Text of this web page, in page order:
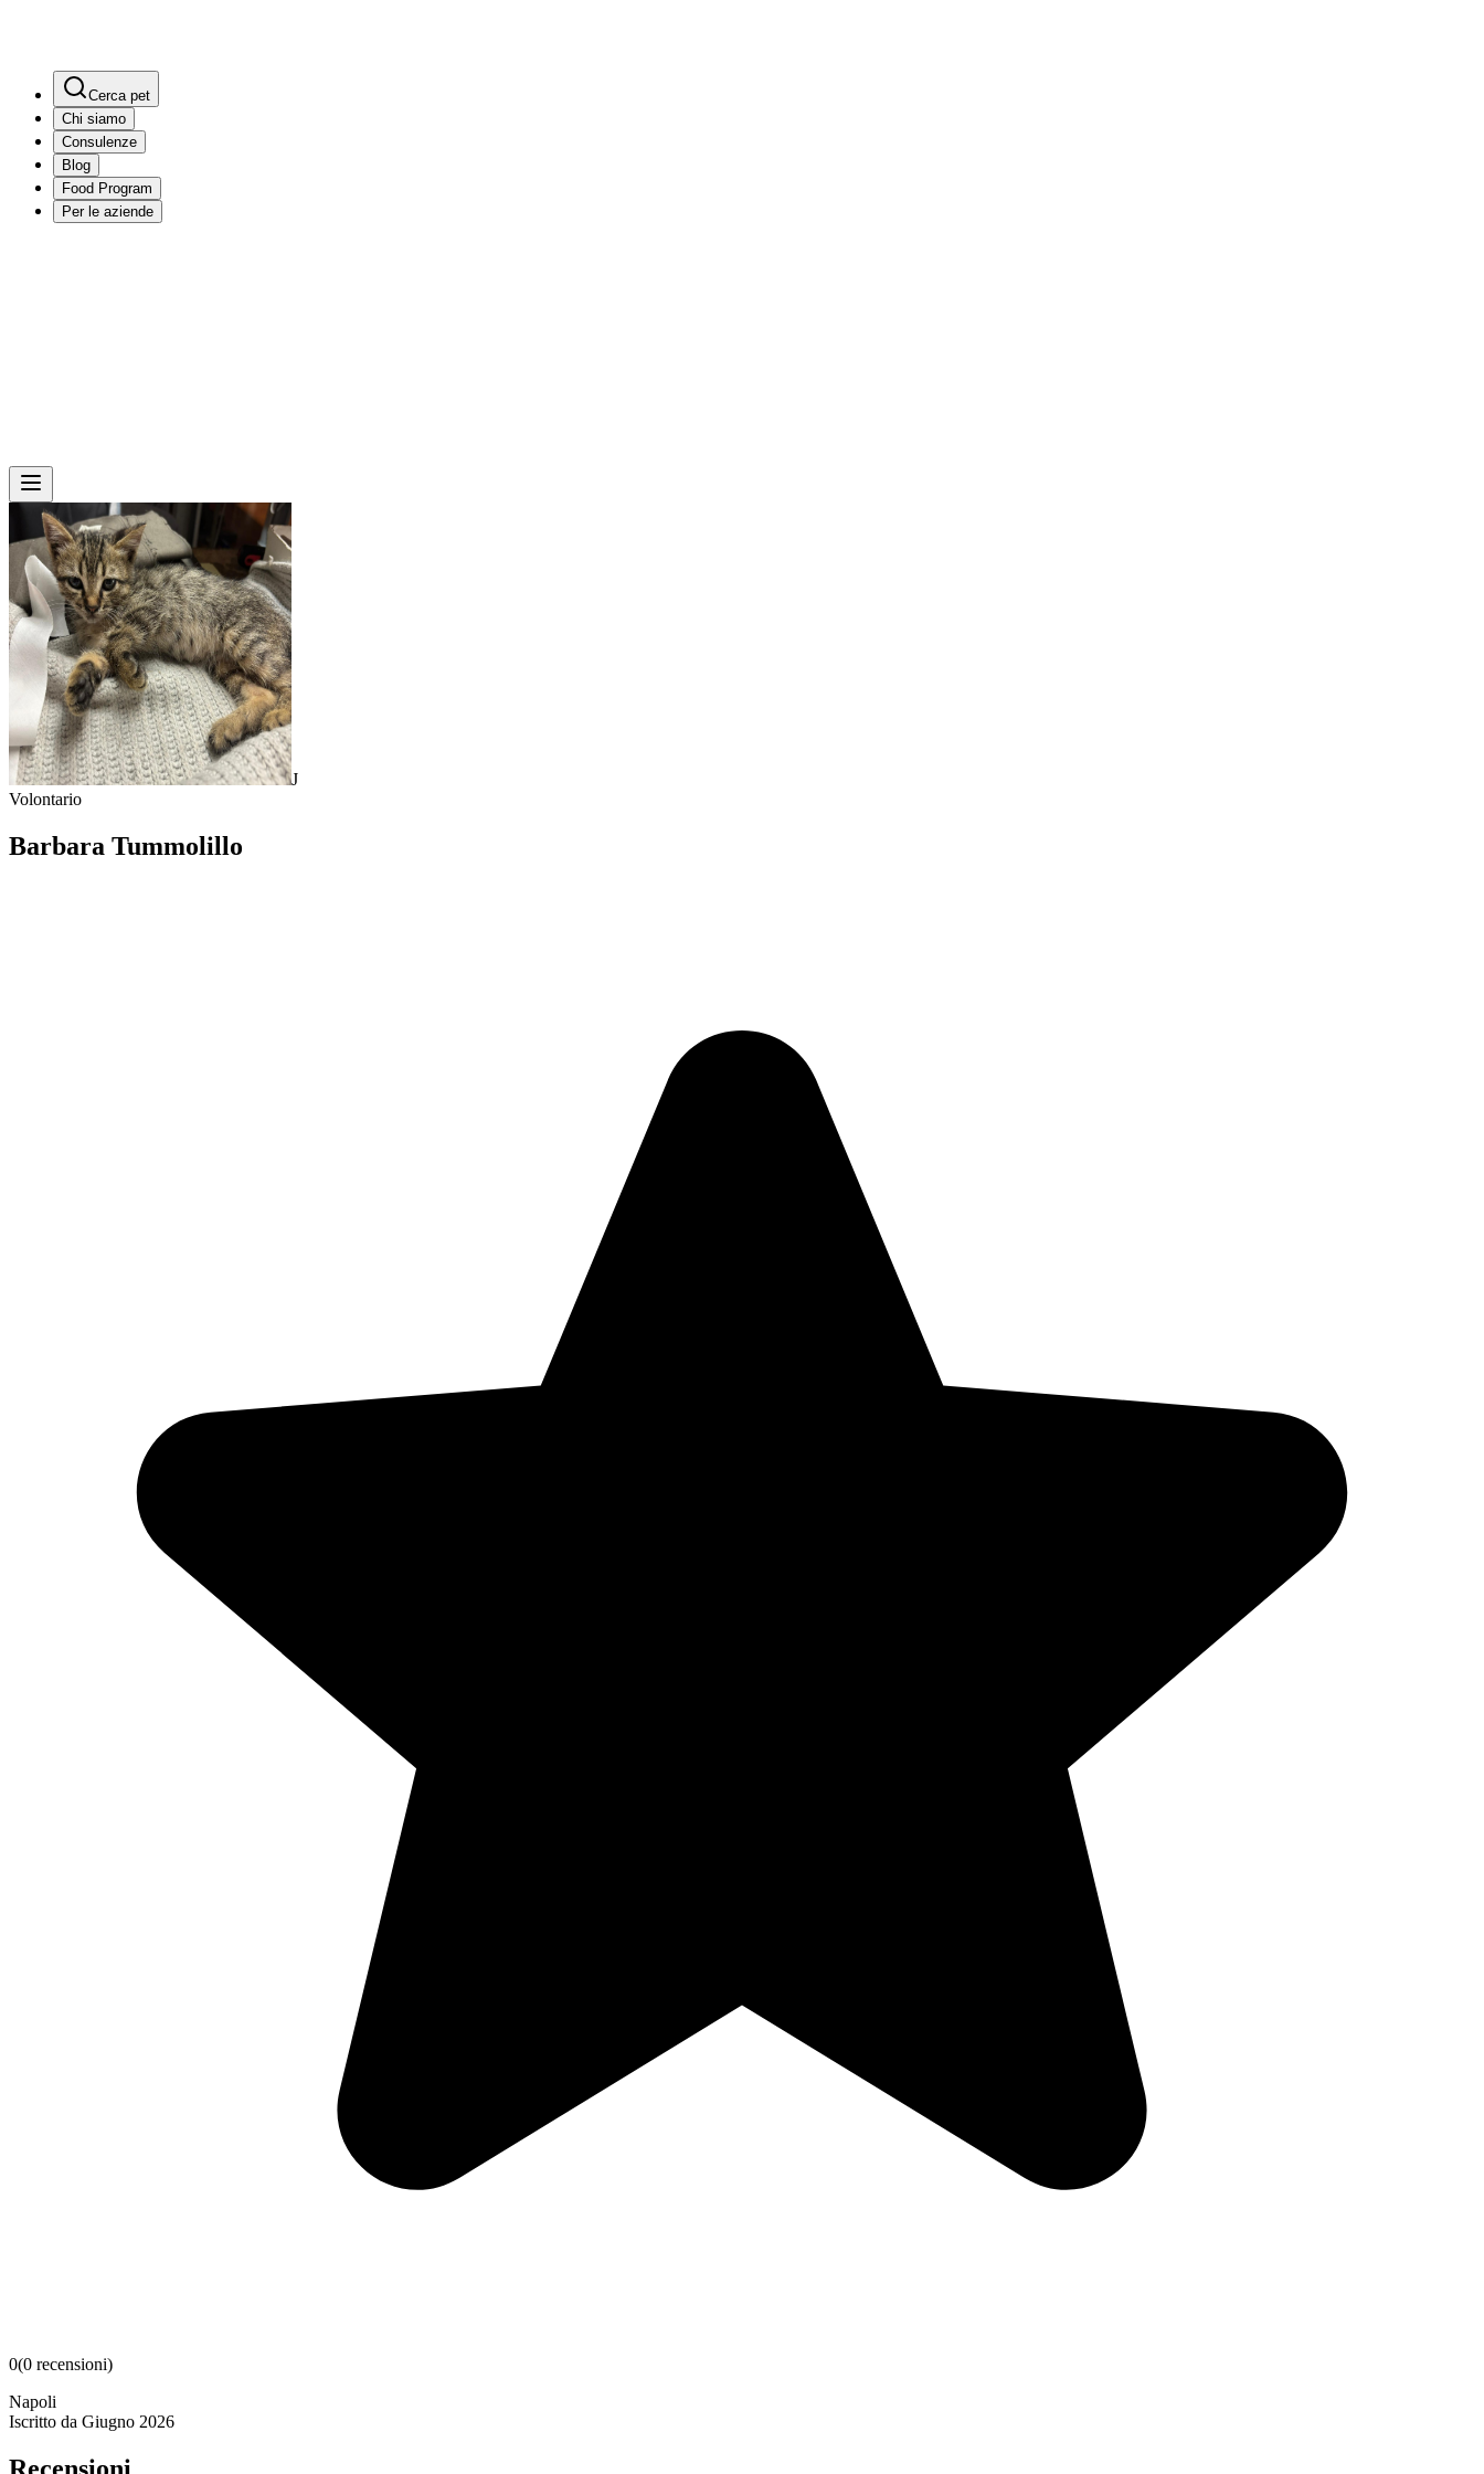
Cerca pet
Chi siamo
Consulenze
Blog
Food Program
Per le aziende
J
Volontario
Barbara Tummolillo
0(0 recensioni)
Napoli
Iscritto da Giugno 2026
Recensioni